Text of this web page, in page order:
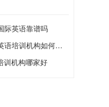
际英语靠谱吗
广州剑桥英语培训机构如何选择
训机构哪家好